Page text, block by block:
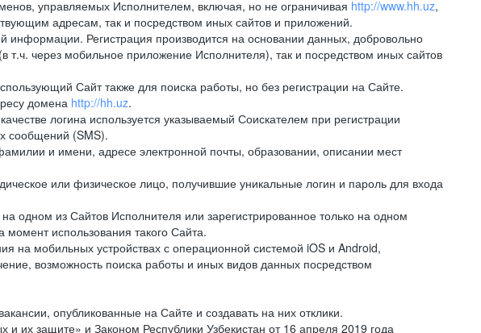
управляемых Исполнителем, включая, но не ограничивая http://www.hh.uz,
адресам, так и посредством иных сайтов и приложений.
Регистрация производится на основании данных, добровольно
через мобильное приложение Исполнителя), так и посредством иных сайтов
Сайт также для поиска работы, но без регистрации на Сайте.
домена http://hh.uz.
логина используется указываемый Соискателем при регистрации
сообщений (SMS).
и имени, адресе электронной почты, образовании, описании мест
или физическое лицо, получившие уникальные логин и пароль для входа
одном из Сайтов Исполнителя или зарегистрированное только на одном
использования такого Сайта.
мобильных устройствах с операционной системой iOS и Android,
возможность поиска работы и иных видов данных посредством
опубликованные на Сайте и создавать на них отклики.
их защите» и Законом Республики Узбекистан от 16 апреля 2019 года